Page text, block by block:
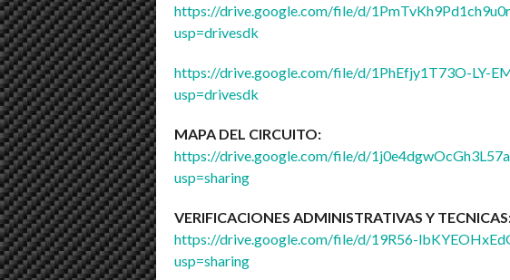
https://drive.google.com/file/d/
usp=drivesdk
https://drive.google.com/file/d/1PhEfjy1T73O-LY-
usp=drivesdk
MAPA DEL CIRCUITO:
https://drive.google.com/file/d/
usp=sharing
VERIFICACIONES ADMINISTRATIVAS Y
https://drive.google.com/file/d/19R56-
usp=sharing